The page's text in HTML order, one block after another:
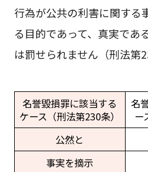
行為が公共の利害に関する
る目的であって、真実であ
は罰せられません（刑法第
名誉毀損罪に該当する
ケース（刑法第230条）
名
ー
公然と
事実を摘示